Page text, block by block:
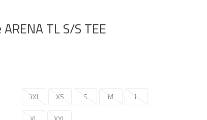
TL S/S TEE
3XL XS S M L